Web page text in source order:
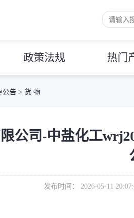
政策法规 热门
公告 > 货 物
公司-中盐化工
发布时间： 2026-05-11